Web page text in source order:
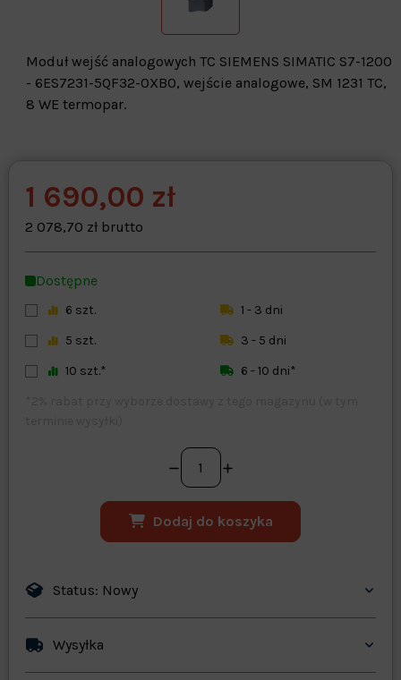
Moduł wejść analogowych TC SIEMENS SIMATIC S7-1200
- 6ES7231-5QF32-0XB0, wejście analogowe, SM 1231 TC,
8 WE termopar.
Warehouse
opcjonalne
1 690,00 zł
2 078,70 zł brutto
Dostępne
6 szt.
1 - 3 dni
5 szt.
3 - 5 dni
10 szt.*
6 - 10 dni*
Dodaj do koszyka
Status: Nowy
Wysyłka